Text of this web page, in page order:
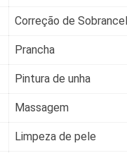
Correção de
Prancha
Pintura de unha
Massagem
Limpeza de pele